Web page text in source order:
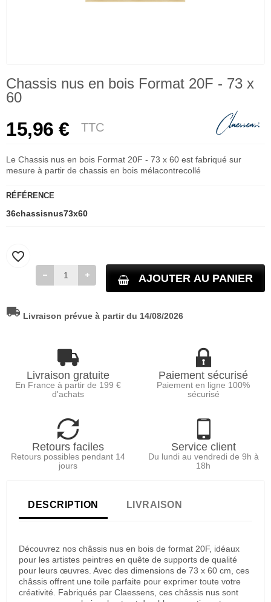
Chassis nus en bois Format 20F - 73 x
60
15,96 € TTC
Le Chassis nus en bois Format 20F - 73 x 60 est fabriqué sur
mesure à partir de chassis en bois mélacontrecollé
RÉFÉRENCE
36chassisnus73x60
AJOUTER AU PANIER
favorite_border
local_shipping Livraison prévue à partir du 14/08/2026
Livraison gratuite
En France à partir de 199 €
d'achats
Paiement sécurisé
Paiement en ligne 100%
sécurisé
Retours faciles
Retours possibles pendant 14
jours
Service client
Du lundi au vendredi de 9h à
18h
DESCRIPTION LIVRAISON
Découvrez nos châssis nus en bois de format 20F, idéaux
pour les artistes peintres en quête de supports de qualité
pour leurs œuvres. Avec des dimensions de 73 x 60 cm, ces
châssis offrent une toile parfaite pour exprimer toute votre
créativité. Fabriqués par Claessens, ces châssis nus sont